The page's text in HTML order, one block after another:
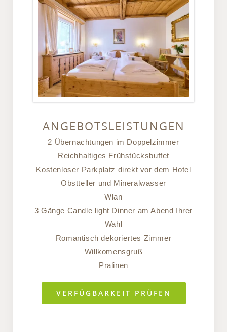
ANGEBOTSLEISTUNGEN
2 Übernachtungen im Doppelzimmer
Reichhaltiges Frühstücksbuffet
Kostenloser Parkplatz direkt vor dem Hotel
Obstteller und Mineralwasser
Wlan
3 Gänge Candle light Dinner am Abend Ihrer
Wahl
Romantisch dekoriertes Zimmer
Willkomensgruß
Pralinen
VERFÜGBARKEIT PRÜFEN